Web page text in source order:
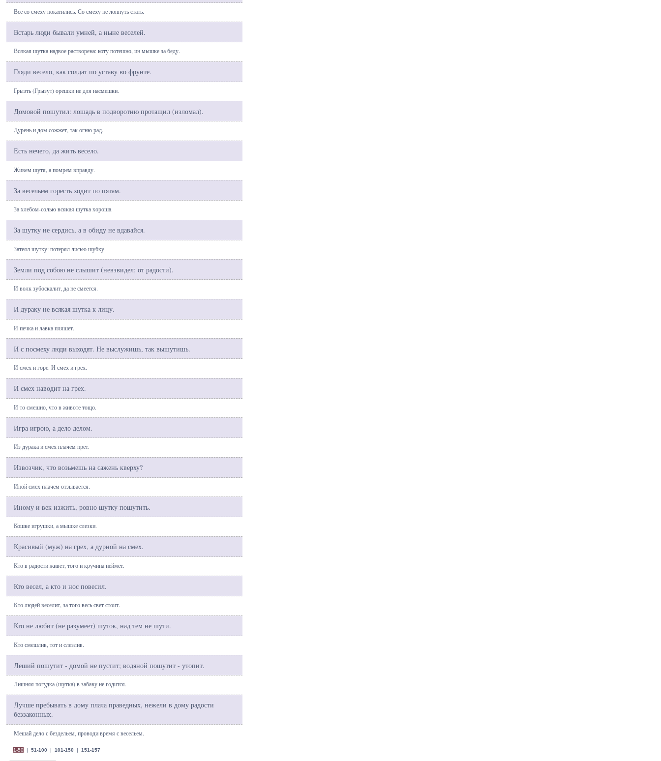
Все со смеху покатились. Со смеху не лопнуть стать.
Встарь люди бывали умней, а ныне веселей.
Всякая шутка надвое растворена: коту потешно, ин мышке за беду.
Гляди весело, как солдат по уставу во фрунте.
Грызть (Грызут) орешки не для насмешки.
Домовой пошутил: лошадь в подворотню протащил (изломал).
Дурень и дом сожжет, так огню рад.
Есть нечего, да жить весело.
Живем шутя, а помрем вправду.
За весельем горесть ходит по пятам.
За хлебом-солью всякая шутка хороша.
За шутку не сердись, а в обиду не вдавайся.
Затеял шутку: потерял лисью шубку.
Земли под собою не слышит (невзвидел; от радости).
И волк зубоскалит, да не смеется.
И дураку не всякая шутка к лицу.
И печка и лавка пляшет.
И с посмеху люди выходят. Не выслужишь, так вышутишь.
И смех и горе. И смех и грех.
И смех наводит на грех.
И то смешно, что в животе тощо.
Игра игрою, а дело делом.
Из дурака и смех плачем прет.
Извозчик, что возьмешь на сажень кверху?
Иной смех плачем отзывается.
Иному и век изжить, ровно шутку пошутить.
Кошке игрушки, а мышке слезки.
Красивый (муж) на грех, а дурной на смех.
Кто в радости живет, того и кручина неймет.
Кто весел, а кто и нос повесил.
Кто людей веселит, за того весь свет стоит.
Кто не любит (не разумеет) шуток, над тем не шути.
Кто смешлив, тот и слезлив.
Леший пошутит - домой не пустит; водяной пошутит - утопит.
Лишняя погудка (шутка) в забаву не годится.
Лучше пребывать в дому плача праведных, нежели в дому радости
беззаконных.
Мешай дело с бездельем, проводи время с весельем.
1-50| 51-100 | 101-150 | 151-157